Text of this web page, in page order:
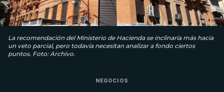
La recomendación del Ministerio de Hacienda se inclinaría más hacia
un veto parcial, pero todavía necesitan analizar a fondo ciertos
puntos. Foto: Archivo.
NEGOCIOS